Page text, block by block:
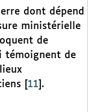
dont dépend
ministérielle
de
témoignent de
11 .